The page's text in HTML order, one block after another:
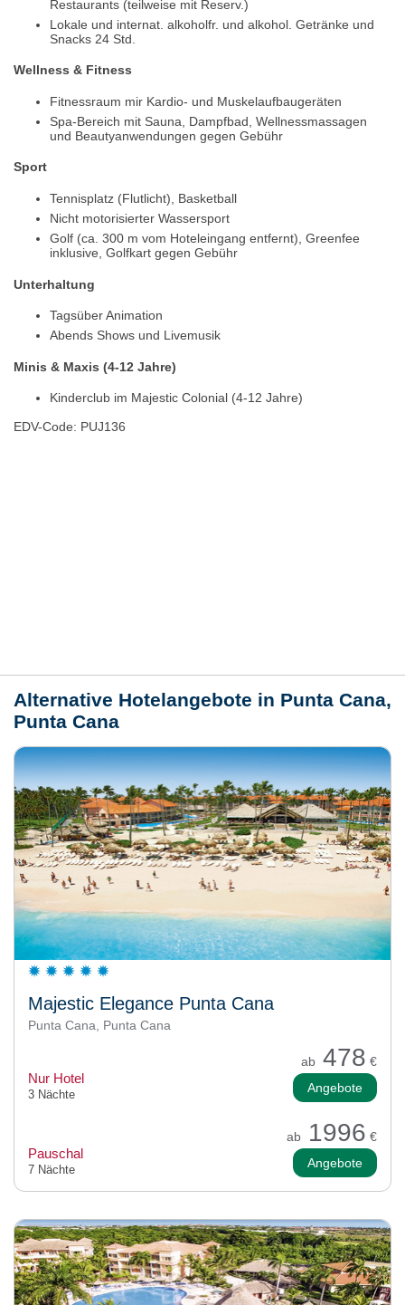
Restaurants (teilweise mit Reserv.)
Lokale und internat. alkoholfr. und alkohol. Getränke und
Snacks 24 Std.
Wellness & Fitness
Fitnessraum mir Kardio- und Muskelaufbaugeräten
Spa-Bereich mit Sauna, Dampfbad, Wellnessmassagen
und Beautyanwendungen gegen Gebühr
Sport
Tennisplatz (Flutlicht), Basketball
Nicht motorisierter Wassersport
Golf (ca. 300 m vom Hoteleingang entfernt), Greenfee
inklusive, Golfkart gegen Gebühr
Unterhaltung
Tagsüber Animation
Abends Shows und Livemusik
Minis & Maxis (4-12 Jahre)
Kinderclub im Majestic Colonial (4-12 Jahre)
EDV-Code: PUJ136
Alternative Hotelangebote in Punta Cana,
Punta Cana
Majestic Elegance Punta Cana
Punta Cana, Punta Cana
ab 478 €
Nur Hotel
3 Nächte Angebote
ab 1996 €
Pauschal
7 Nächte Angebote